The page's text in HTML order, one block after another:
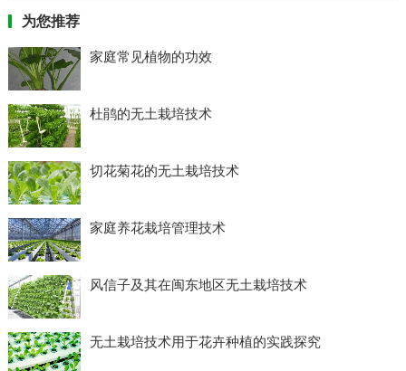
为您推荐
家庭常见植物的功效
杜鹃的无土栽培技术
切花菊花的无土栽培技术
家庭养花栽培管理技术
风信子及其在闽东地区无土栽培技术
无土栽培技术用于花卉种植的实践探究